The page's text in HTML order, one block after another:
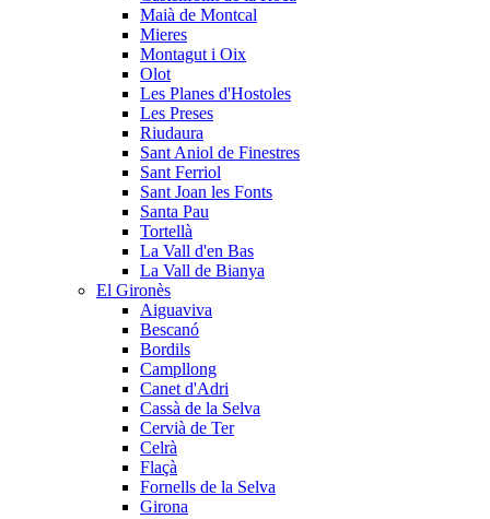
Maià de Montcal
Mieres
Montagut i Oix
Olot
Les Planes d'Hostoles
Les Preses
Riudaura
Sant Aniol de Finestres
Sant Ferriol
Sant Joan les Fonts
Santa Pau
Tortellà
La Vall d'en Bas
La Vall de Bianya
El Gironès
Aiguaviva
Bescanó
Bordils
Campllong
Canet d'Adri
Cassà de la Selva
Cervià de Ter
Celrà
Flaçà
Fornells de la Selva
Girona